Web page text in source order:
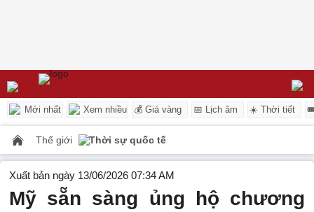
Mới nhất Xem nhiều 💰 Giá vàng 📅 Lịch âm ☀️ Thời tiết
Thế giới Thời sự quốc tế
Xuất bản ngày 13/06/2026 07:34 AM
Mỹ sẵn sàng ủng hộ chương